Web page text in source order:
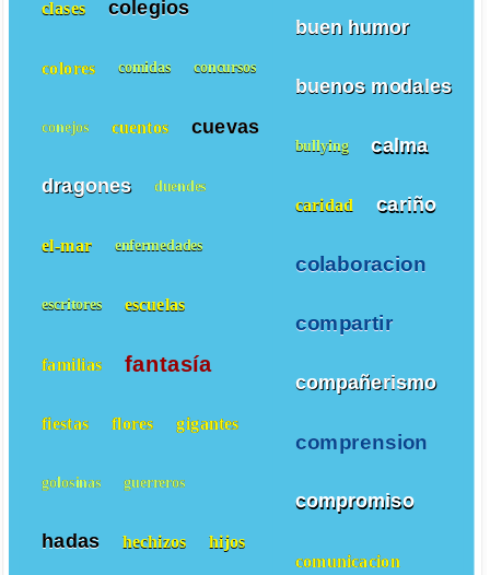
buen humor
buenos modales
bullying calma
caridad cariño
colaboracion
compartir
compañerismo
comprension
compromiso
comunicacion
clases colegios
colores comidas concursos
conejos cuentos cuevas
dragones duendes
el-mar enfermedades
escritores escuelas
familias fantasía
fiestas flores gigantes
golosinas guerreros
hadas hechizos hijos